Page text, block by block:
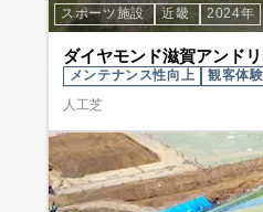
スポーツ施設 近畿 2024年
ダイヤモンド滋賀アンド
メンテナンス性向上
観客体
人工芝